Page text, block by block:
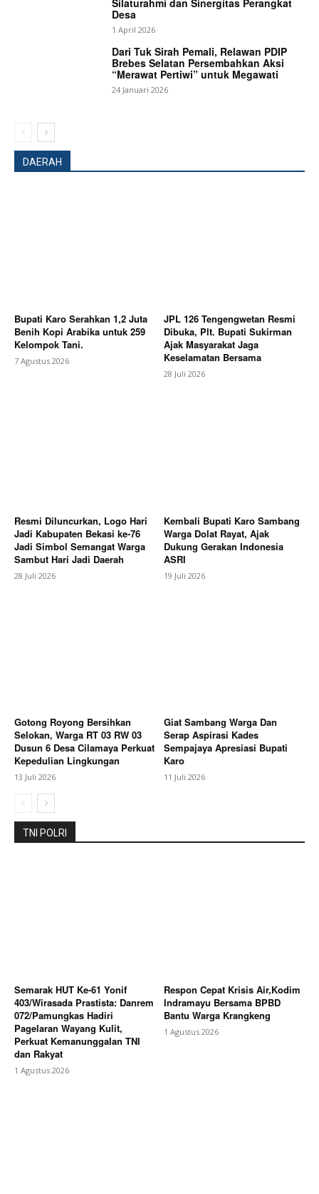
Magazine PRO
Contact us
Subscription Plans
Desa
1 April 2026
Dari Tuk Sirah Pemali, Relawan PDIP
Brebes Selatan Persembahkan Aksi
“Merawat Pertiwi” untuk Megawati
24 Januari 2026
DAERAH
Bupati Karo Serahkan 1,2 Juta
Benih Kopi Arabika untuk 259
Kelompok Tani.
7 Agustus 2026
JPL 126 Tengengwetan Resmi
Dibuka, Plt. Bupati Sukirman
Ajak Masyarakat Jaga
Keselamatan Bersama
28 Juli 2026
Resmi Diluncurkan, Logo Hari
Jadi Kabupaten Bekasi ke-76
Jadi Simbol Semangat Warga
Sambut Hari Jadi Daerah
28 Juli 2026
Kembali Bupati Karo Sambang
Warga Dolat Rayat, Ajak
Dukung Gerakan Indonesia
ASRI
19 Juli 2026
Gotong Royong Bersihkan
Selokan, Warga RT 03 RW 03
Dusun 6 Desa Cilamaya Perkuat
Kepedulian Lingkungan
13 Juli 2026
Giat Sambang Warga Dan
Serap Aspirasi Kades
Sempajaya Apresiasi Bupati
Karo
11 Juli 2026
TNI POLRI
Semarak HUT Ke-61 Yonif
403/Wirasada Prastista: Danrem
072/Pamungkas Hadiri
Pagelaran Wayang Kulit,
Perkuat Kemanunggalan TNI
dan Rakyat
1 Agustus 2026
Respon Cepat Krisis Air,Kodim
Indramayu Bersama BPBD
Bantu Warga Krangkeng
1 Agustus 2026